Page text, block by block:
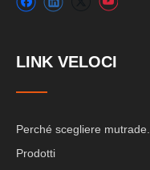
LINK VELOCI
Perché scegliere mutrade.
Prodotti